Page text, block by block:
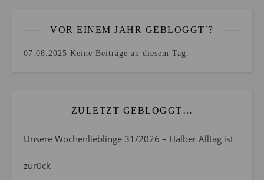
VOR EINEM JAHR GEBLOGGT`?
07.08.2025 Keine Beiträge an diesem Tag.
ZULETZT GEBLOGGT…
Unsere Wochenlieblinge 31/2026 – Halber Alltag ist
zurück